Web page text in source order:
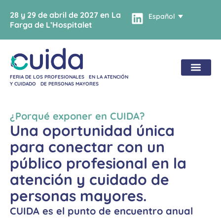
28 y 29 de abril de 2027 en La
Farga de L’Hospitalet
Español
FERIA DE LOS PROFESIONALES EN LA ATENCIÓN
Y CUIDADO DE PERSONAS MAYORES
¿Porqué exponer en CUIDA?
Una oportunidad única
para conectar con un
público profesional en la
atención y cuidado de
personas mayores.
CUIDA es el punto de encuentro anual